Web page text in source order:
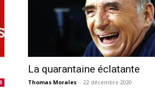
La quarantaine éclatante
Thomas Morales - 22 décembre 2020